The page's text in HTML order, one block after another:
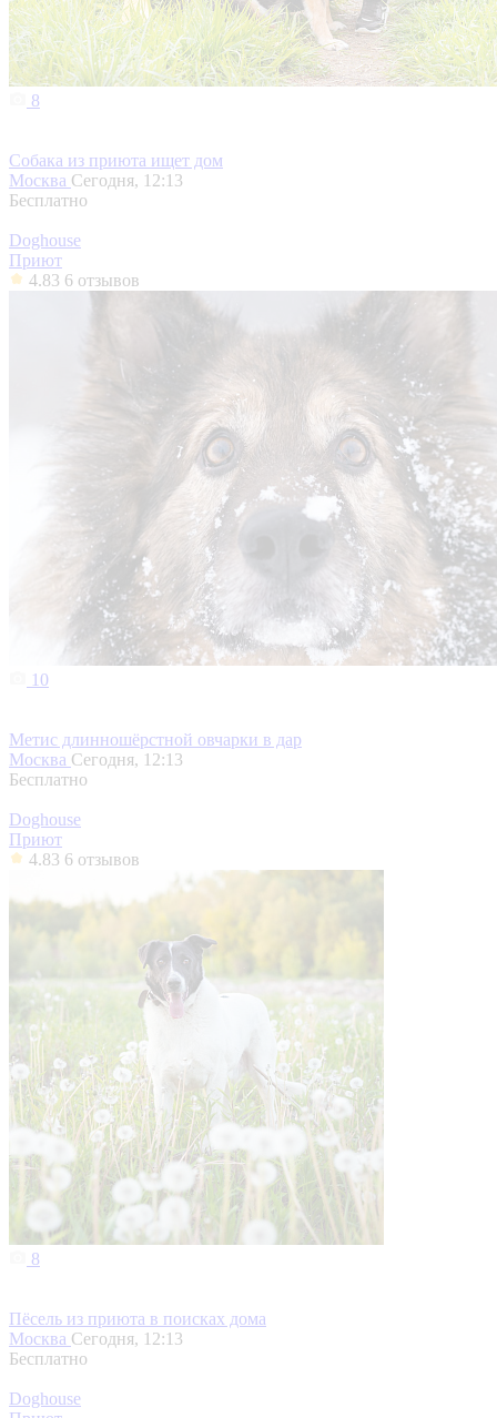
8
Собака из приюта ищет дом
Москва Сегодня, 12:13
Бесплатно
Doghouse
Приют
4.83 6 отзывов
10
Метис длинношёрстной овчарки в дар
Москва Сегодня, 12:13
Бесплатно
Doghouse
Приют
4.83 6 отзывов
8
Пёсель из приюта в поисках дома
Москва Сегодня, 12:13
Бесплатно
Doghouse